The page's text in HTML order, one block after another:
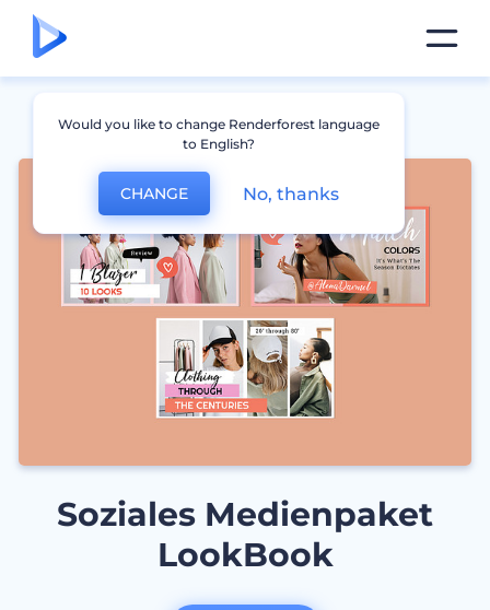
Soziales Medienpaket
LookBook
Would you like to change Renderforest language
to English?
CHANGE No, thanks